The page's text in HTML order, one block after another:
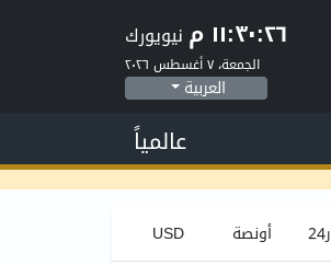
١١:٣٠:٢٧ م نيويورك
الجمعة، ٧ أغسطس ٢٠٢٦
العربية
عالمياً